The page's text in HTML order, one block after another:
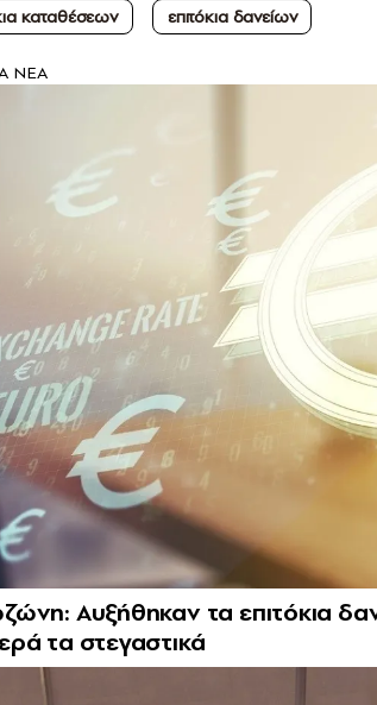
καταθέσεων
επιτόκια δανείων
NEA
Αυξήθηκαν τα επιτόκια
τα στεγαστικά